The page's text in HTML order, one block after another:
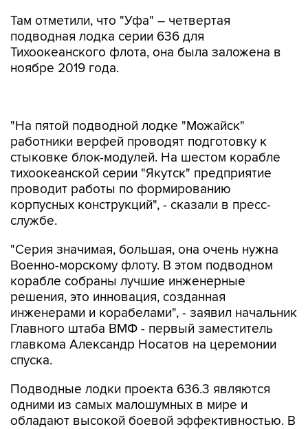
Там отметили, что "Уфа" – четвертая
подводная лодка серии 636 для
Тихоокеанского флота, она была заложена в
ноябре 2019 года.
стыковке блок-модулей. На шестом корабле
тихоокеанской серии "Якутск" предприятие
проводит работы по формированию
корпусных конструкций", - сказали в пресс-
службе.
"Серия значимая, большая, она очень нужна
корабле собраны лучшие инженерные
решения, это инновация, созданная
инженерами и корабелами", - заявил начальник
Главного штаба ВМФ - первый заместитель
главкома Александр Носатов на церемонии
спуска.
Подводные лодки проекта 636.3 являются
обладают высокой боевой эффективностью. В
них сочетаются акустическая скрытность и
дальность обнаружения целей, новый